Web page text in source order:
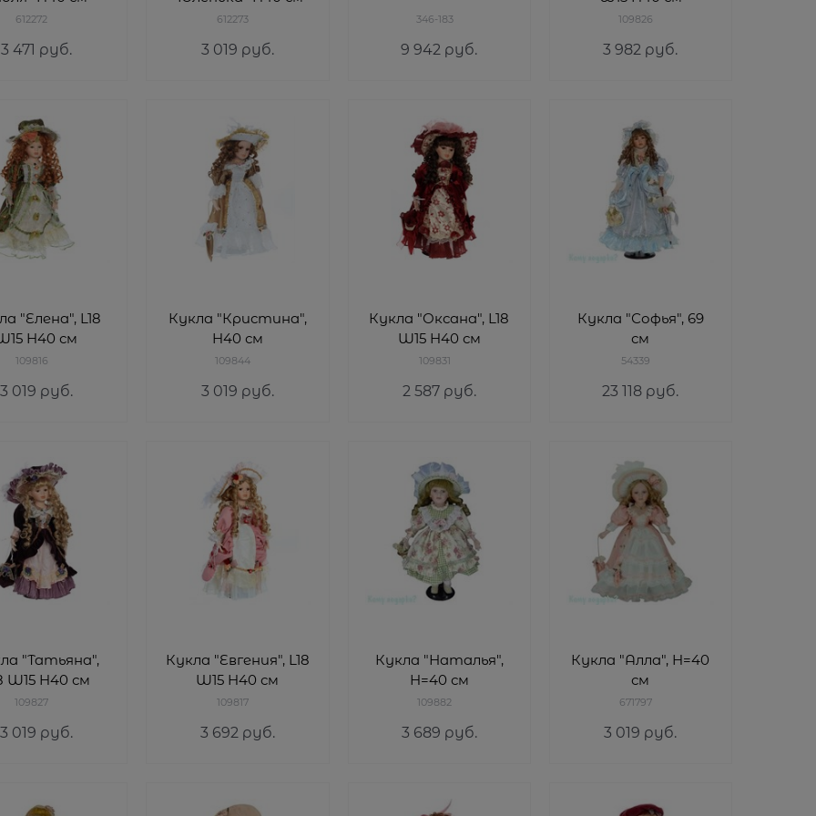
612272
3 471 руб.
612273
3 019 руб.
346-183
9 942 руб.
109826
3 982 руб.
"Елена", L18
H40 см
109816
3 019 руб.
Кукла "Кристина",
H40 см
109844
3 019 руб.
Кукла "Оксана", L18
W15 H40 см
109831
2 587 руб.
Кукла "Софья", 69
см
54339
23 118 руб.
"Татьяна",
W15 H40 см
109827
3 019 руб.
Кукла "Евгения", L18
W15 H40 см
109817
3 692 руб.
Кукла "Наталья",
H=40 см
109882
3 689 руб.
Кукла "Алла", H=40
см
671797
3 019 руб.